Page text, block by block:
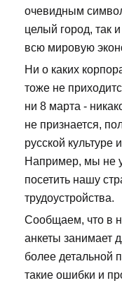
очевидным
целый город, так
всю мировую
Ни о каких
тоже не
ни 8 марта -
не признается,
русской культуре
Например, мы не
посетить нашу
трудоустройства.
Сообщаем, что в
анкеты занимает
более детальной
такие ошибки и